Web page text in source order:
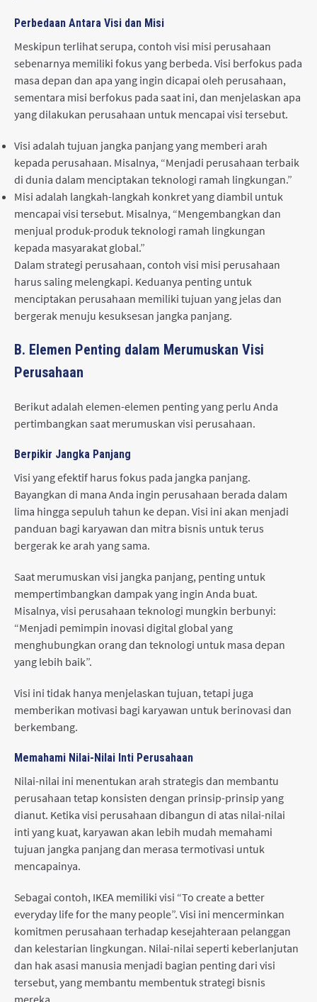
Perbedaan Antara Visi dan Misi
Meskipun terlihat serupa, contoh visi misi perusahaan
sebenarnya memiliki fokus yang berbeda. Visi berfokus pada
masa depan dan apa yang ingin dicapai oleh perusahaan,
sementara misi berfokus pada saat ini, dan menjelaskan apa
yang dilakukan perusahaan untuk mencapai visi tersebut.
Visi adalah tujuan jangka panjang yang memberi arah
kepada perusahaan. Misalnya, “Menjadi perusahaan terbaik
di dunia dalam menciptakan teknologi ramah lingkungan.”
Misi adalah langkah-langkah konkret yang diambil untuk
mencapai visi tersebut. Misalnya, “Mengembangkan dan
menjual produk-produk teknologi ramah lingkungan
kepada masyarakat global.”
Dalam strategi perusahaan, contoh visi misi perusahaan
harus saling melengkapi. Keduanya penting untuk
menciptakan perusahaan memiliki tujuan yang jelas dan
bergerak menuju kesuksesan jangka panjang.
B. Elemen Penting dalam Merumuskan Visi
Perusahaan
Berikut adalah elemen-elemen penting yang perlu Anda
pertimbangkan saat merumuskan visi perusahaan.
Berpikir Jangka Panjang
Visi yang efektif harus fokus pada jangka panjang.
Bayangkan di mana Anda ingin perusahaan berada dalam
lima hingga sepuluh tahun ke depan. Visi ini akan menjadi
panduan bagi karyawan dan mitra bisnis untuk terus
bergerak ke arah yang sama.
Saat merumuskan visi jangka panjang, penting untuk
mempertimbangkan dampak yang ingin Anda buat.
Misalnya, visi perusahaan teknologi mungkin berbunyi:
“Menjadi pemimpin inovasi digital global yang
menghubungkan orang dan teknologi untuk masa depan
yang lebih baik”.
Visi ini tidak hanya menjelaskan tujuan, tetapi juga
memberikan motivasi bagi karyawan untuk berinovasi dan
berkembang.
Memahami Nilai-Nilai Inti Perusahaan
Nilai-nilai ini menentukan arah strategis dan membantu
perusahaan tetap konsisten dengan prinsip-prinsip yang
dianut. Ketika visi perusahaan dibangun di atas nilai-nilai
inti yang kuat, karyawan akan lebih mudah memahami
tujuan jangka panjang dan merasa termotivasi untuk
mencapainya.
Sebagai contoh, IKEA memiliki visi “To create a better
everyday life for the many people”. Visi ini mencerminkan
komitmen perusahaan terhadap kesejahteraan pelanggan
dan kelestarian lingkungan. Nilai-nilai seperti keberlanjutan
dan hak asasi manusia menjadi bagian penting dari visi
tersebut, yang membantu membentuk strategi bisnis
mereka.